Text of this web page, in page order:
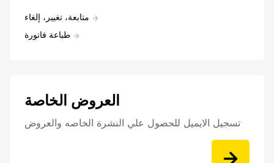
متابعة، تغيير، إلغاء
طباعة فاتورة
العروض الخاصة
تسجيل الايميل للحصول علي النشرة الخاصه والعروض